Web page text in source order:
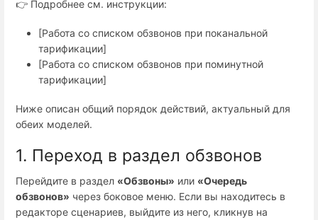
👉 Подробнее см. инструкции:
[Работа со списком обзвонов при поканальной
тарификации]
[Работа со списком обзвонов при поминутной
тарификации]
Ниже описан общий порядок действий, актуальный для
обеих моделей.
1. Переход в раздел обзвонов
Перейдите в раздел «Обзвоны» или «Очередь
обзвонов» через боковое меню. Если вы находитесь в
редакторе сценариев, выйдите из него, кликнув на